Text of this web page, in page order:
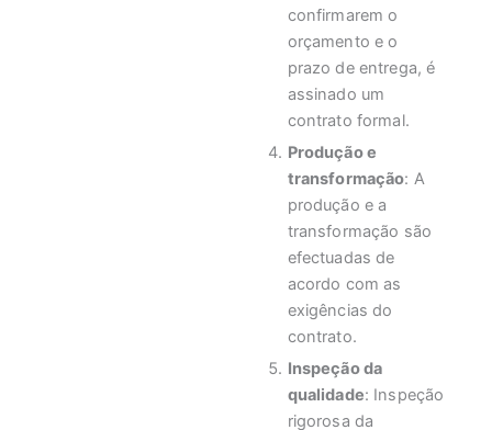
confirmarem o
orçamento e o
prazo de entrega, é
assinado um
contrato formal.
Produção e
transformação: A
produção e a
transformação são
efectuadas de
acordo com as
exigências do
contrato.
Inspeção da
qualidade: Inspeção
rigorosa da